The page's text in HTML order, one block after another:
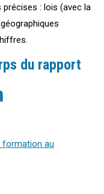
: lois (avec la
du rapport
formation au